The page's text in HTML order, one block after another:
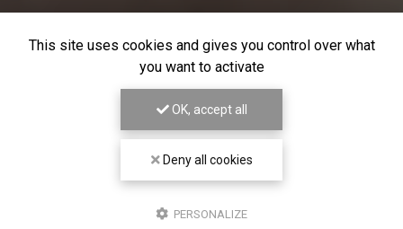
This site uses cookies and gives you control over what
you want to activate
OK, accept all
Deny all cookies
PERSONALIZE